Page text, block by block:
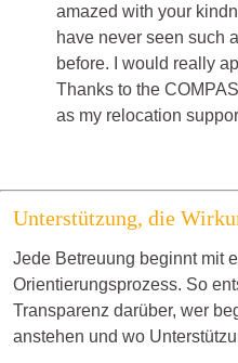
amazed with your
have never seen such
before. I would really
Thanks to the
as my relocation
Unterstützung, die
Jede Betreuung beginnt mit
Orientierungsprozess. So
Transparenz darüber, wer
anstehen und wo